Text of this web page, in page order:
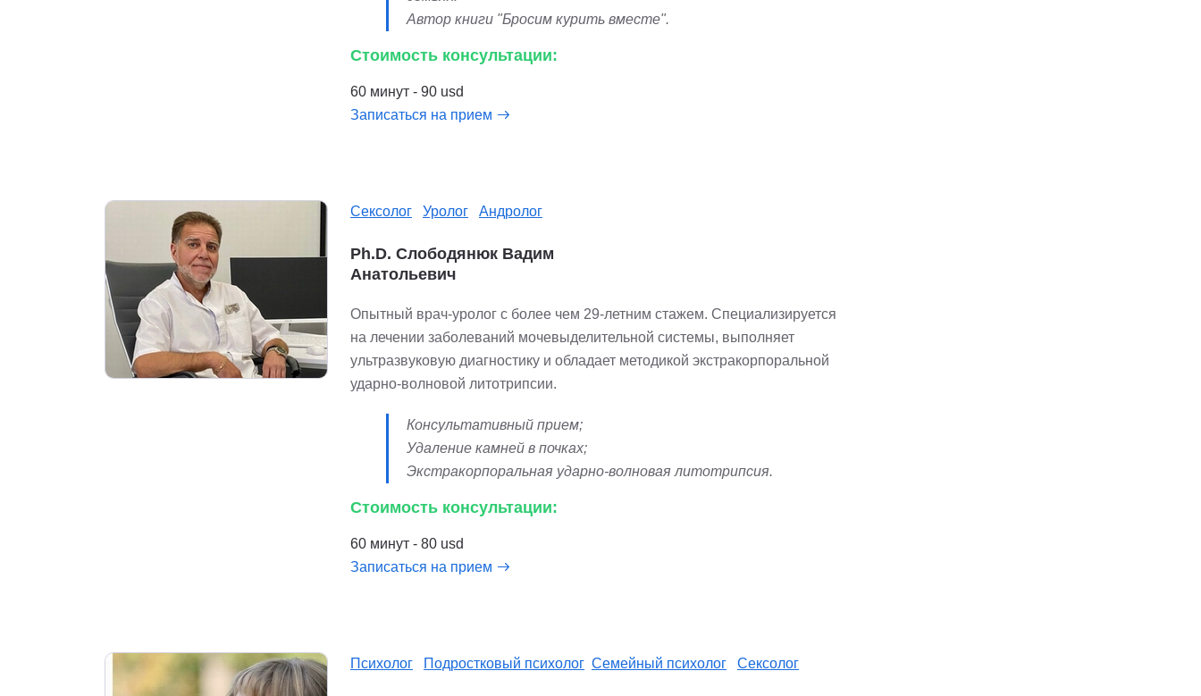
Автор книги "Бросим курить вместе".
Стоимость консультации:
60 минут - 90 usd
Записаться на прием
Сексолог Уролог Андролог
Ph.D. Слободянюк Вадим
Анатольевич
Опытный врач-уролог с более чем 29-летним стажем. Специализируется
на лечении заболеваний мочевыделительной системы, выполняет
ультразвуковую диагностику и обладает методикой экстракорпоральной
ударно-волновой литотрипсии.
Консультативный прием;
Удаление камней в почках;
Экстракорпоральная ударно-волновая литотрипсия.
Стоимость консультации:
60 минут - 80 usd
Записаться на прием
Психолог Подростковый психолог Семейный психолог Сексолог